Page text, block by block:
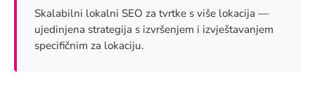
Skalabilni lokalni SEO za tvrtke s više lokacija —
ujedinjena strategija s izvršenjem i izvještavanjem
specifičnim za lokaciju.